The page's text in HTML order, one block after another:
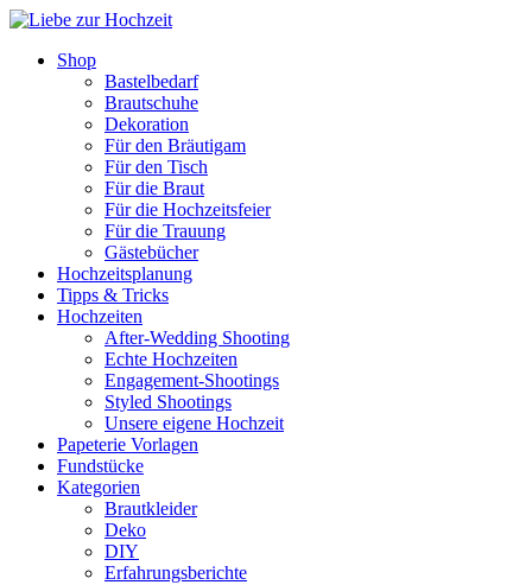
Shop
Bastelbedarf
Brautschuhe
Dekoration
Für den Bräutigam
Für den Tisch
Für die Braut
Für die Hochzeitsfeier
Für die Trauung
Gästebücher
Hochzeitsplanung
Tipps & Tricks
Hochzeiten
After-Wedding Shooting
Echte Hochzeiten
Engagement-Shootings
Styled Shootings
Unsere eigene Hochzeit
Papeterie Vorlagen
Fundstücke
Kategorien
Brautkleider
Deko
DIY
Erfahrungsberichte